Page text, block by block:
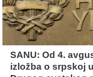
SANU: Od 4.
izložba o srpskoj